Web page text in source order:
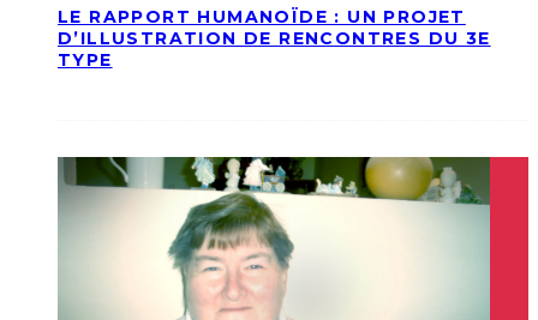
LE RAPPORT HUMANOÏDE : UN PROJET
D’ILLUSTRATION DE RENCONTRES DU 3E
TYPE